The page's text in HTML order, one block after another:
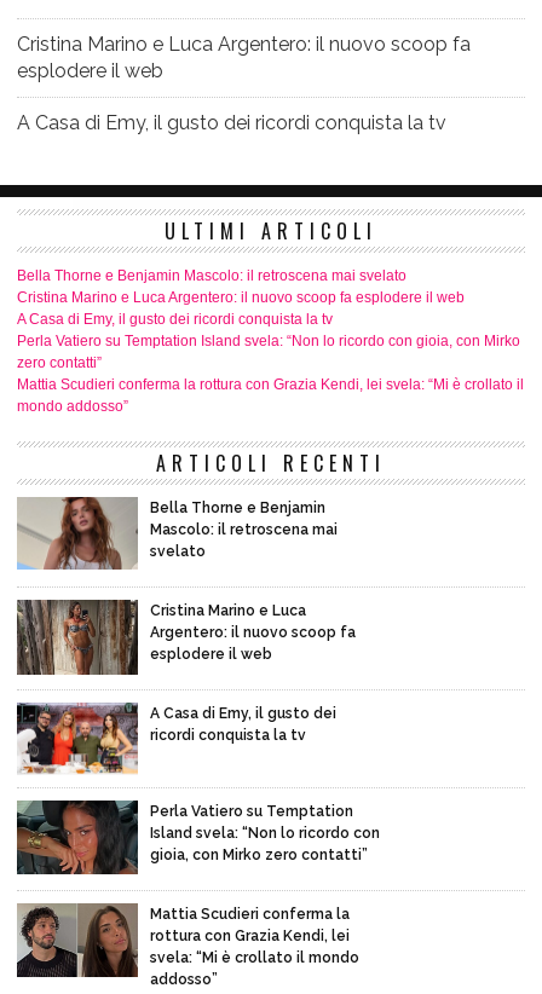
Cristina Marino e Luca Argentero: il nuovo scoop fa
esplodere il web
A Casa di Emy, il gusto dei ricordi conquista la tv
ULTIMI ARTICOLI
Bella Thorne e Benjamin Mascolo: il retroscena mai svelato
Cristina Marino e Luca Argentero: il nuovo scoop fa esplodere il web
A Casa di Emy, il gusto dei ricordi conquista la tv
Perla Vatiero su Temptation Island svela: “Non lo ricordo con gioia, con Mirko
zero contatti”
Mattia Scudieri conferma la rottura con Grazia Kendi, lei svela: “Mi è crollato il
mondo addosso”
ARTICOLI RECENTI
Bella Thorne e Benjamin
Mascolo: il retroscena mai
svelato
Cristina Marino e Luca
Argentero: il nuovo scoop fa
esplodere il web
A Casa di Emy, il gusto dei
ricordi conquista la tv
Perla Vatiero su Temptation
Island svela: “Non lo ricordo con
gioia, con Mirko zero contatti”
Mattia Scudieri conferma la
rottura con Grazia Kendi, lei
svela: “Mi è crollato il mondo
addosso”